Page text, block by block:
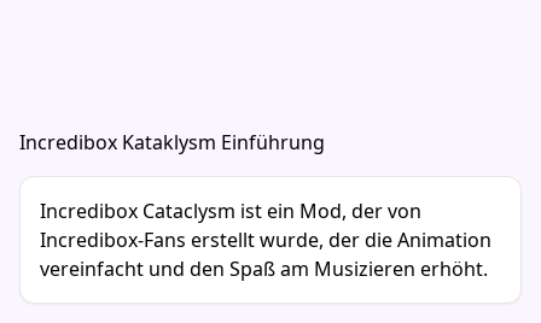
Incredibox Kataklysm Einführung
Incredibox Cataclysm ist ein Mod, der von
Incredibox-Fans erstellt wurde, der die Animation
vereinfacht und den Spaß am Musizieren erhöht.